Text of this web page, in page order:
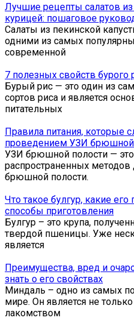
Лучшие рецепты салатов
курицей: пошаговое
Салаты из пекинской
одними из самых
современной
7 полезных свойств бурого
Бурый рис — это один из
сортов риса и является
питательных
Правила питания, которые
проведением УЗИ брюшной
УЗИ брюшной полости —
распространенных методов
брюшной полости.
Что такое булгур, какие
способы приготовления
Булгур – это крупа,
твердой пшеницы. Уже
является
Преимущества, вред и
знать о его свойствах
Миндаль – одно из самых
мире. Он является не
лакомством